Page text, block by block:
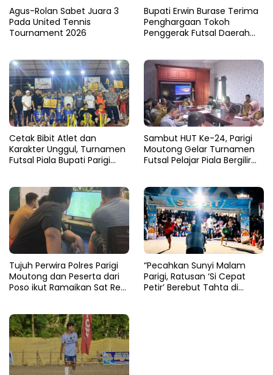
Agus-Rolan Sabet Juara 3
Pada United Tennis
Tournament 2026
Bupati Erwin Burase Terima
Penghargaan Tokoh
Penggerak Futsal Daerah
Cetak Bibit Atlet dan
Karakter Unggul, Turnamen
Futsal Piala Bupati Parigi
Sambut HUT Ke-24, Parigi
Moutong Gelar Turnamen
Futsal Pelajar Piala Bergilir
Tujuh Perwira Polres Parigi
Moutong dan Peserta dari
Poso ikut Ramaikan Sat Res
“Pecahkan Sunyi Malam
Parigi, Ratusan ‘Si Cepat
Petir’ Berebut Tahta di